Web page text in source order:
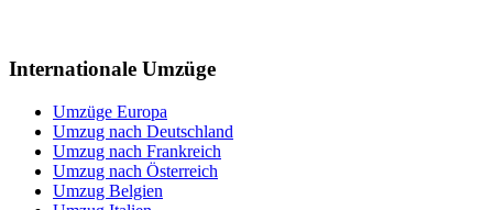
Internationale Umzüge
Umzüge Europa
Umzug nach Deutschland
Umzug nach Frankreich
Umzug nach Österreich
Umzug Belgien